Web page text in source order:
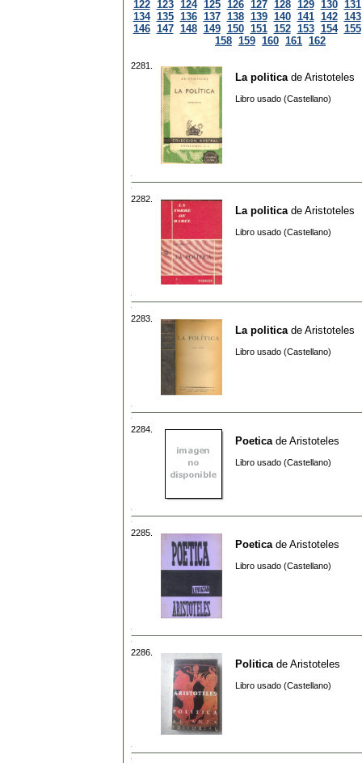
122 123 124 125 126 127 128 129 130 131
134 135 136 137 138 139 140 141 142 143
146 147 148 149 150 151 152 153 154 155
158 159 160 161 162
2281.
La politica de Aristoteles
Libro usado (Castellano)
2282.
La politica de Aristoteles
Libro usado (Castellano)
2283.
La politica de Aristoteles
Libro usado (Castellano)
2284.
Poetica de Aristoteles
Libro usado (Castellano)
2285.
Poetica de Aristoteles
Libro usado (Castellano)
2286.
Politica de Aristoteles
Libro usado (Castellano)